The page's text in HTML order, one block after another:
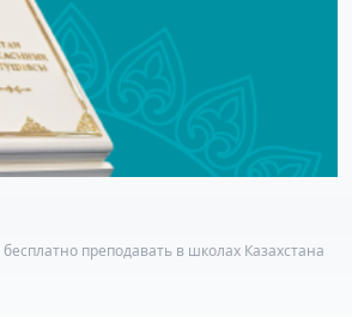
преподавать в школах Казахстана